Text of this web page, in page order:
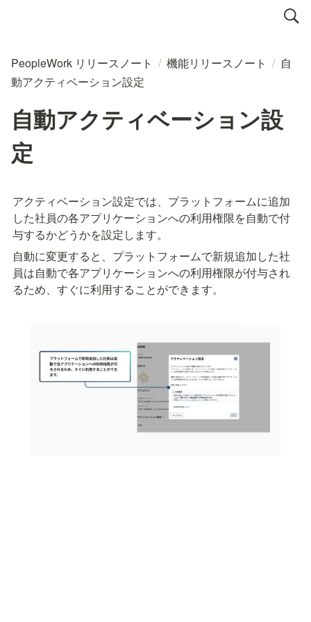
PeopleWork リリースノート / 機能リリースノート / 自
動アクティベーション設定
自動アクティベーション設
定
アクティベーション設定では、プラットフォームに追加
した社員の各アプリケーションへの利用権限を自動で付
与するかどうかを設定します。
自動に変更すると、プラットフォームで新規追加した社
員は自動で各アプリケーションへの利用権限が付与され
るため、すぐに利用することができます。